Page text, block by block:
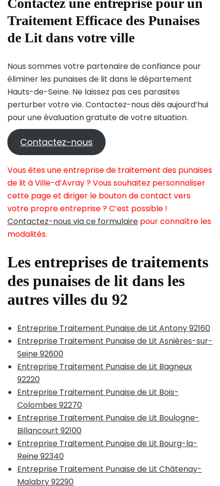
Contactez une entreprise pour un
Traitement Efficace des Punaises
de Lit dans votre ville
Nous sommes votre partenaire de confiance pour
éliminer les punaises de lit dans le département
Hauts-de-Seine. Ne laissez pas ces parasites
perturber votre vie. Contactez-nous dès aujourd’hui
pour une évaluation gratuite de votre situation.
Contactez-nous
Vous êtes une entreprise de traitement des punaises
de lit à Ville-d’Avray ? Vous souhaitez personnaliser
cette page et diriger le bouton de contact vers
votre propre entreprise ? C’est possible !
Contactez-nous via ce formulaire pour connaître les
modalités.
Les entreprises de traitements
des punaises de lit dans les
autres villes du 92
Entreprise Traitement Punaise de Lit Antony 92160
Entreprise Traitement Punaise de Lit Asnières-sur-
Seine 92600
Entreprise Traitement Punaise de Lit Bagneux
92220
Entreprise Traitement Punaise de Lit Bois-
Colombes 92270
Entreprise Traitement Punaise de Lit Boulogne-
Billancourt 92100
Entreprise Traitement Punaise de Lit Bourg-la-
Reine 92340
Entreprise Traitement Punaise de Lit Châtenay-
Malabry 92290